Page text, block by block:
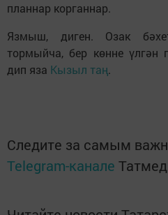
планнар корганнар.
Язмыш, диген. Озак
тормыйча, бер көнне үлгән
дип яза Кызыл таң.
Следите за самым
Telegram-канале